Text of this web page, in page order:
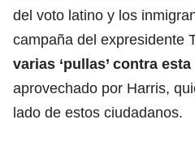
del voto latino y los
campaña del expresidente
varias ‘pullas’ contra
aprovechado por Harris,
lado de estos ciudadanos.